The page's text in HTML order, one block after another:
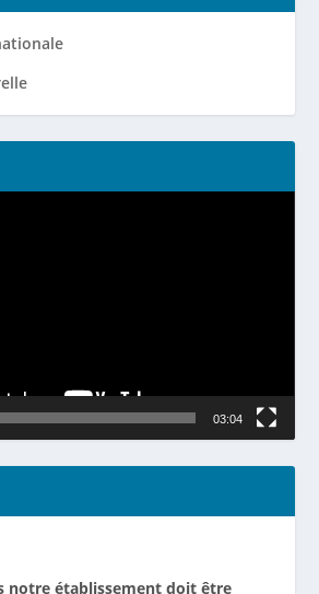
03:04
notre établissement doit être